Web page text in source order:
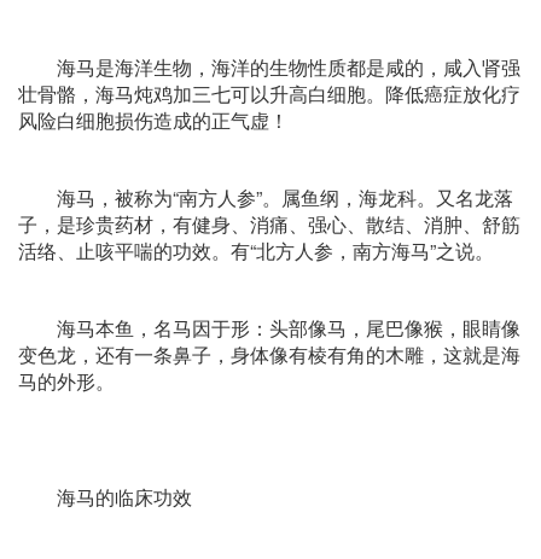
海马是海洋生物，海洋的生物性质都是咸的，咸入肾强
壮骨骼，海马炖鸡加三七可以升高白细胞。降低癌症放化疗
风险白细胞损伤造成的正气虚！
海马，被称为“南方人参”。属鱼纲，海龙科。又名龙落
子，是珍贵药材，有健身、消痛、强心、散结、消肿、舒筋
活络、止咳平喘的功效。有“北方人参，南方海马”之说。
海马本鱼，名马因于形：头部像马，尾巴像猴，眼睛像
变色龙，还有一条鼻子，身体像有棱有角的木雕，这就是海
马的外形。
海马的临床功效